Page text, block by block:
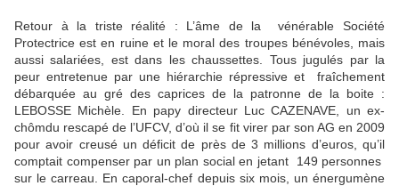
Retour à la triste réalité : L’âme de la
vénérable Société
Protectrice est en ruine et le moral des troupes bénévoles, mais
aussi salariées, est dans les chaussettes. Tous jugulés par la
peur entretenue par une hiérarchie répressive et
fraîchement
débarquée au gré des caprices de la patronne de la boite :
LEBOSSE Michèle. En papy directeur Luc CAZENAVE, un ex-
chômdu rescapé de l’UFCV, d’où il se fit virer par son AG en 2009
pour avoir creusé un déficit de près de 3 millions d’euros, qu’il
comptait compenser par un plan social en jetant
149 personnes
sur le carreau. En caporal-chef depuis six mois, un énergumène